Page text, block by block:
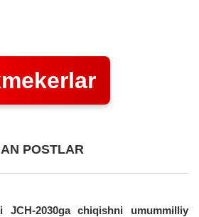
POSTLAR
JCH-2030ga chiqishni umummilliy